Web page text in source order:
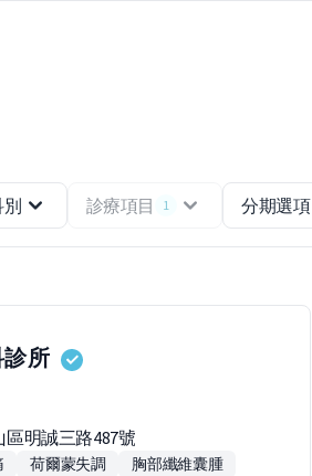
別 診療項目 1 分期選項
所
明誠三路487號
荷爾蒙失調
胸部纖維囊腫